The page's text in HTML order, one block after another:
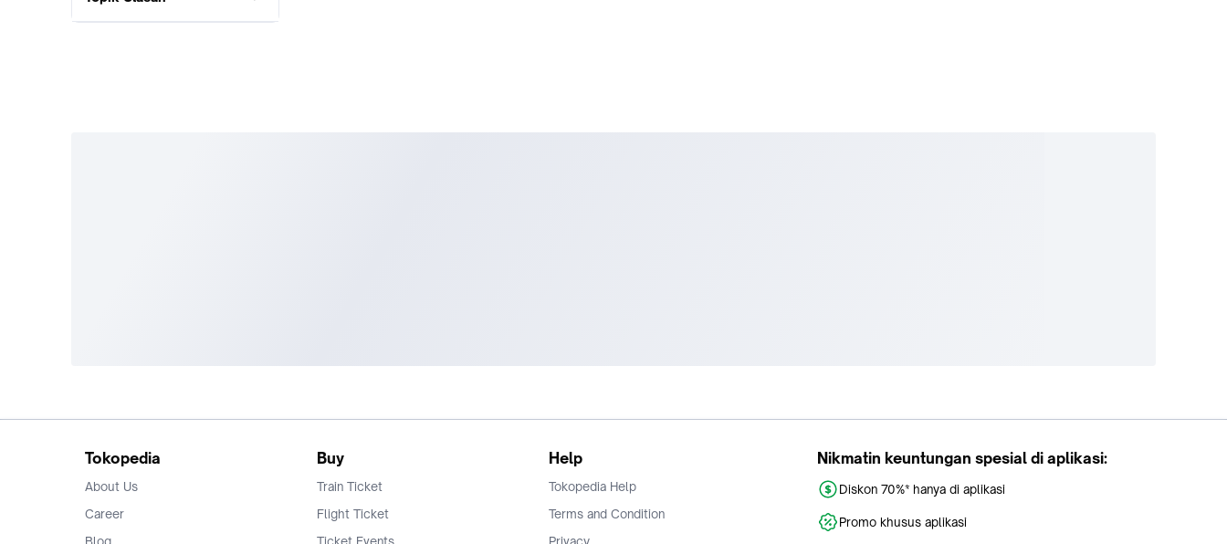
Tokopedia
About Us
Career
Blog
Buy
Train Ticket
Flight Ticket
Ticket Events
Help
Tokopedia Help
Terms and Condition
Privacy
Nikmatin keuntungan spesial di aplikasi:
Diskon 70%* hanya di aplikasi
Promo khusus aplikasi